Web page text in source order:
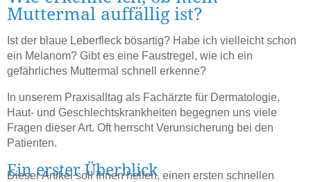
Muttermal auffällig ist?
Ist der blaue Leberfleck bösartig? Habe ich vielleicht schon
ein Melanom? Gibt es eine Faustregel, wie ich ein
gefährliches Muttermal schnell erkenne?
In unserem Praxisalltag als Fachärzte für Dermatologie,
Haut- und Geschlechtskrankheiten begegnen uns viele
Fragen dieser Art. Oft herrscht Verunsicherung bei den
Patienten.
Ein erster Überblick
Dieser Artikel soll Ihnen helfen, einen ersten schnellen